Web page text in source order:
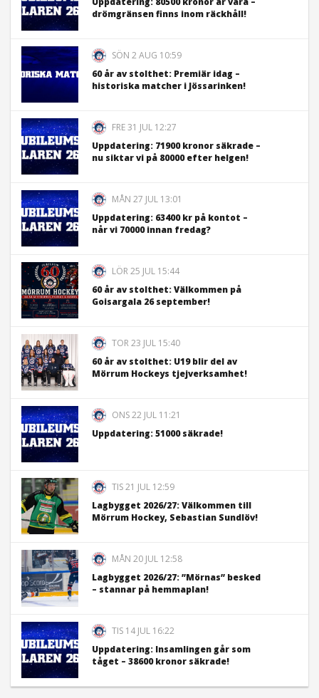
drömgränsen finns inom räckhåll!
SÖN 2 AUG 10:59
60 år av stolthet: Premiär idag –
historiska matcher i Jössarinken!
FRE 31 JUL 12:27
Uppdatering: 71900 kronor säkrade –
nu siktar vi på 80000 efter helgen!
MÅN 27 JUL 13:01
Uppdatering: 63400 kr på kontot –
når vi 70000 innan fredag?
LÖR 25 JUL 15:44
60 år av stolthet: Välkommen på
Goisargala 26 september!
TOR 23 JUL 15:40
60 år av stolthet: U19 blir del av
Mörrum Hockeys tjejverksamhet!
ONS 22 JUL 11:21
Uppdatering: 51000 säkrade!
TIS 21 JUL 12:59
Lagbygget 2026/27: Välkommen till
Mörrum Hockey, Sebastian Sundlöv!
MÅN 20 JUL 12:58
Lagbygget 2026/27: ”Mörnas” besked
– stannar på hemmaplan!
TIS 14 JUL 16:22
Uppdatering: Insamlingen går som
tåget – 38600 kronor säkrade!